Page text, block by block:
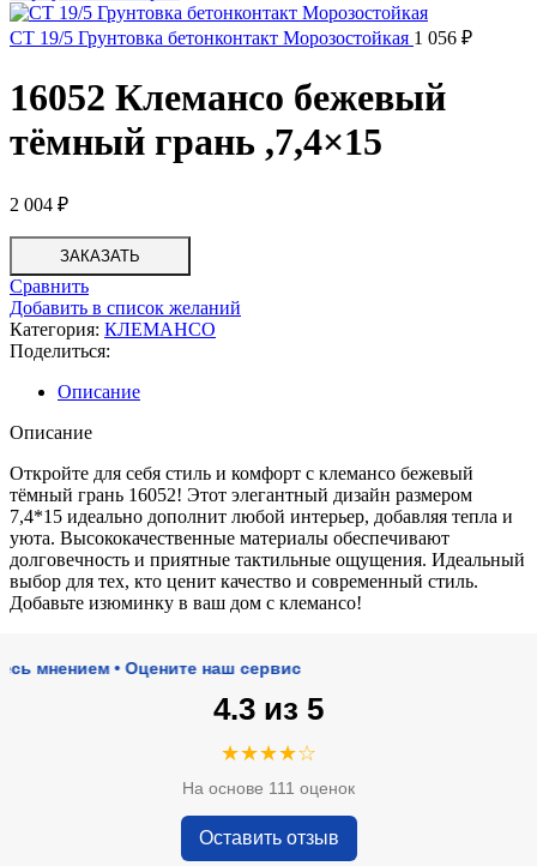
CT 19/5 Грунтовка бетонконтакт Морозостойкая 1 056 ₽
16052 Клемансо бежевый
тёмный грань ,7,4×15
2 004 ₽
ЗАКАЗАТЬ
Сравнить
Добавить в список желаний
Категория: КЛЕМАНСО
Поделиться:
Описание
Описание
Откройте для себя стиль и комфорт с клемансо бежевый
тёмный грань 16052! Этот элегантный дизайн размером
7,4*15 идеально дополнит любой интерьер, добавляя тепла и
уюта. Высококачественные материалы обеспечивают
долговечность и приятные тактильные ощущения. Идеальный
выбор для тех, кто ценит качество и современный стиль.
Добавьте изюминку в ваш дом с клемансо!
• Оцените наш сервис
4.3 из 5
★★★★☆
На основе 111 оценок
Оставить отзыв